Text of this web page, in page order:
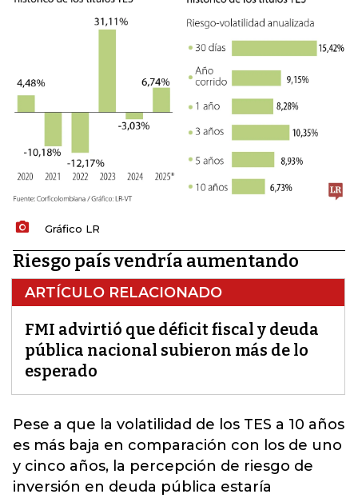
Gráfico LR
Riesgo país vendría aumentando
ARTÍCULO RELACIONADO
FMI advirtió que déficit fiscal y deuda
pública nacional subieron más de lo
esperado
Pese a que la volatilidad de los TES a 10 años
es más baja en comparación con los de uno
y cinco años, la percepción de riesgo de
inversión en deuda pública estaría